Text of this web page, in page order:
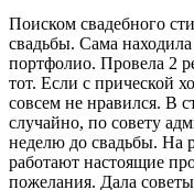
Поиском свадебного
свадьбы. Сама
портфолио. Провела 2
тот. Если с прической
совсем не нравился. В
случайно, по совету
неделю до свадьбы. На
работают настоящие
пожелания. Дала